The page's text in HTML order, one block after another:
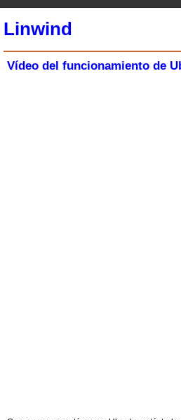
Linwind
Vídeo del funcionamiento de